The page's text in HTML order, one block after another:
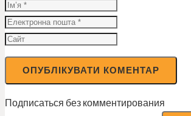
Подписаться без комментирования